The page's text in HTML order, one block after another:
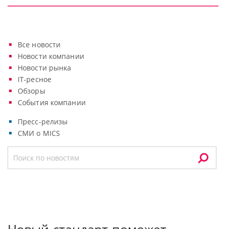
Все новости
Новости компании
Новости рынка
IT-ресное
Обзоры
События компании
Пресс-релизы
СМИ о MICS